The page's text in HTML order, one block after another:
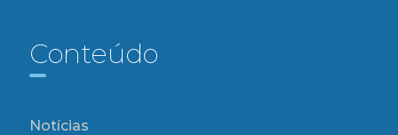
Conteúdo
Notícias